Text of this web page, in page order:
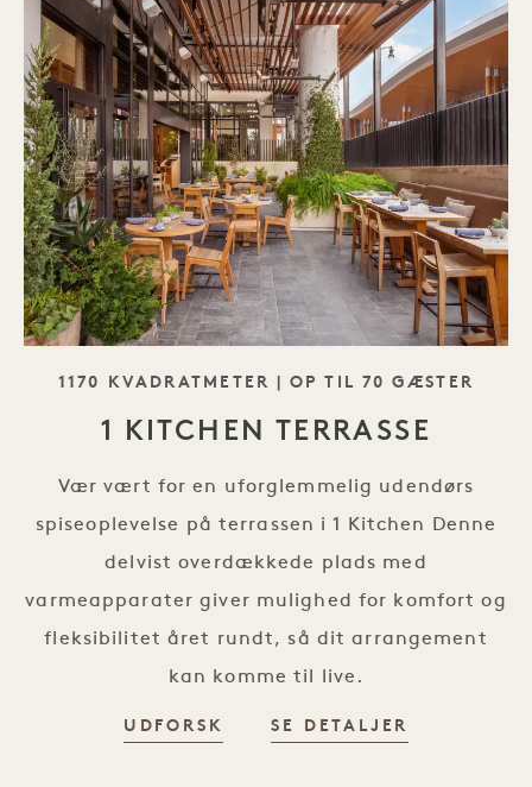
SLOGAN
1170 KVADRATMETER | OP TIL 70 GÆSTER
1 KITCHEN TERRASSE
Vær vært for en uforglemmelig udendørs
spiseoplevelse på terrassen i 1 Kitchen Denne
delvist overdækkede plads med
varmeapparater giver mulighed for komfort og
fleksibilitet året rundt, så dit arrangement
kan komme til live.
UDFORSK SE DETALJER